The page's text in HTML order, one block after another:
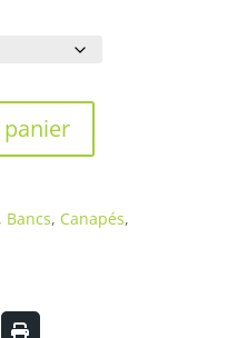
, Bancs, Canapés,